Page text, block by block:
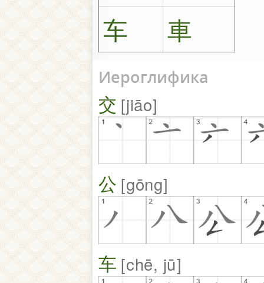
车 車
Иероглифика
交 jiāo
公 gōng
车 chē, jū